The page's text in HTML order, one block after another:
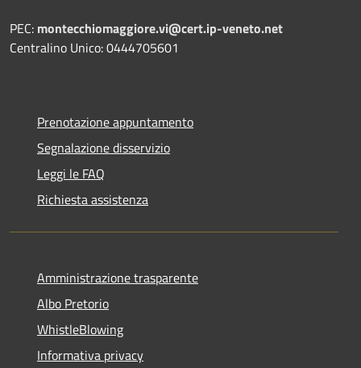
PEC: montecchiomaggiore.vi@cert.ip-veneto.net
Centralino Unico: 0444705601
Prenotazione appuntamento
Segnalazione disservizio
Leggi le FAQ
Richiesta assistenza
Amministrazione trasparente
Albo Pretorio
WhistleBlowing
Informativa privacy